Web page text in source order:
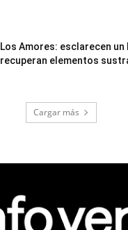
Los Amores: esclarecen un
recuperan elementos
Cargar más